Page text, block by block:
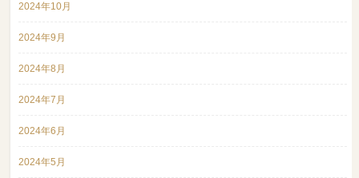
2024年10月
2024年9月
2024年8月
2024年7月
2024年6月
2024年5月